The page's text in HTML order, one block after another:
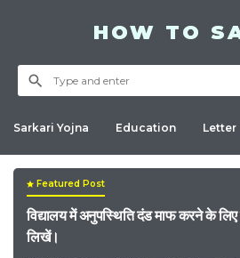
HOW TO
Sarkari Yojna Education Letter
Featured Post
विद्यालय में अनुपस्थिति दंड माफ करने के लिए
लिखें।